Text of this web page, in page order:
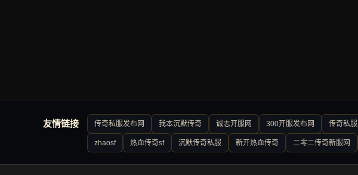
友情链接 传奇私服发布网 我本沉默传奇 诚志开服网 300开服发布网 传奇私服
zhaosf 热血传奇sf 沉默传奇私服 新开热血传奇 二零二传奇新服网